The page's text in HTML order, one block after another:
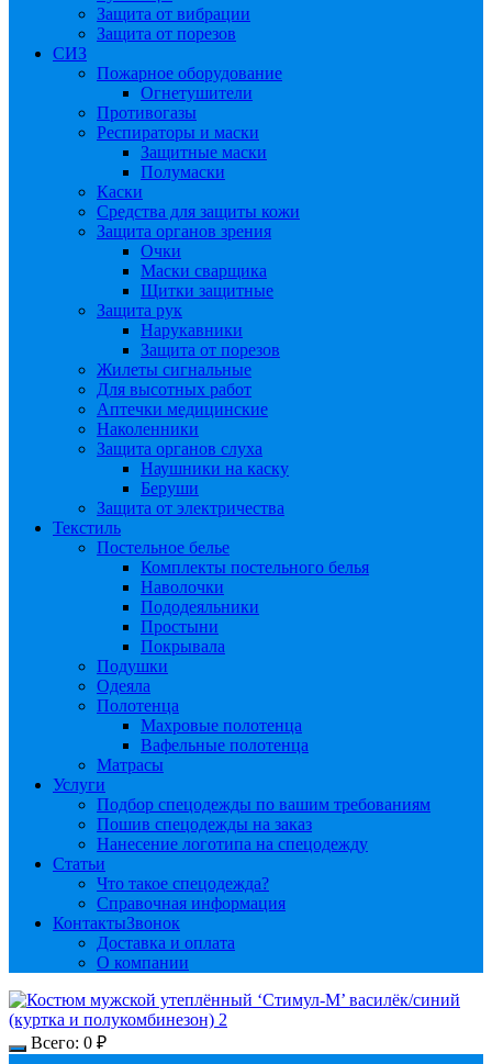
Защита от вибрации
Защита от порезов
СИЗ
Пожарное оборудование
Огнетушители
Противогазы
Респираторы и маски
Защитные маски
Полумаски
Каски
Средства для защиты кожи
Защита органов зрения
Очки
Маски сварщика
Щитки защитные
Защита рук
Нарукавники
Защита от порезов
Жилеты сигнальные
Для высотных работ
Аптечки медицинские
Наколенники
Защита органов слуха
Наушники на каску
Беруши
Защита от электричества
Текстиль
Постельное белье
Комплекты постельного белья
Наволочки
Пододеяльники
Простыни
Покрывала
Подушки
Одеяла
Полотенца
Махровые полотенца
Вафельные полотенца
Матрасы
Услуги
Подбор спецодежды по вашим требованиям
Пошив спецодежды на заказ
Нанесение логотипа на спецодежду
Статьи
Что такое спецодежда?
Справочная информация
КонтактыЗвонок
Доставка и оплата
О компании
Всего: 0 ₽